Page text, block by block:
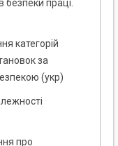
безпеки праці.
категорій
за
(укр)
про